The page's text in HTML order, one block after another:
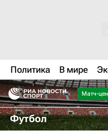
Политика В мире
Матч-
Футбол